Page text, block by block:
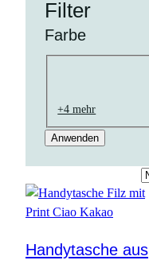
Filter
Farbe
+4 mehr
Anwenden
Handytasche aus